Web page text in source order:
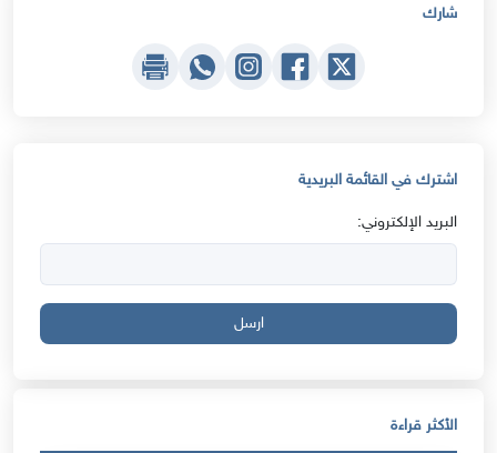
شارك
اشترك في القائمة البريدية
البريد الإلكتروني:
ارسل
الأكثر قراءة